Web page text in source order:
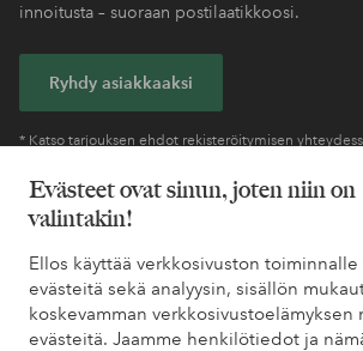
Evästeet ovat sinun, joten niin on
valintakin!
Ellos käyttää verkkosivuston
evästeitä sekä analyysin, sisällön
koskevamman verkkosivustoelämyksen
evästeitä. Jaamme henkilötiedot ja
innoitusta – suoraan postilaatikkoosi.
Ryhdy asiakkaaksi
* Katso tarjouksen ehdot rekisteröitymisen
Tarvitsetko apua?
Löydät vastaukset useimmin kysyttyihin
kysytyistä kysymyksistä. Löydät myös tietoa
meihin yhteyttä.